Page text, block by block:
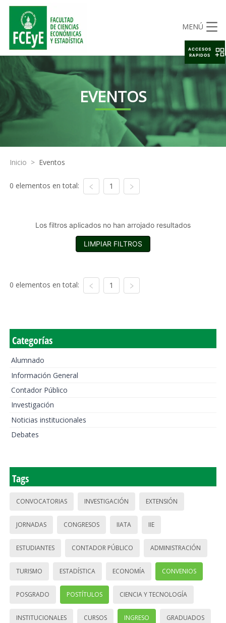
MENÚ
EVENTOS
Inicio > Eventos
0 elementos en total: 1
Los filtros aplicados no han arrojado resultados
LIMPIAR FILTROS
0 elementos en total: 1
Categorías
Alumnado
Información General
Contador Público
Investigación
Noticias institucionales
Debates
Tags
CONVOCATORIAS INVESTIGACIÓN EXTENSIÓN
JORNADAS CONGRESOS IIATA IIE
ESTUDIANTES CONTADOR PÚBLICO ADMINISTRACIÓN
TURISMO ESTADÍSTICA ECONOMÍA CONVENIOS
POSGRADO POSTÍTULOS CIENCIA Y TECNOLOGÍA
INSTITUCIONALES CURSOS INGRESO GRADUADOS
ACCESOS
RAPIDOS